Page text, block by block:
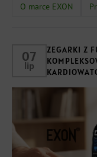
O marce EXON
07
lip
ZEGARKI Z